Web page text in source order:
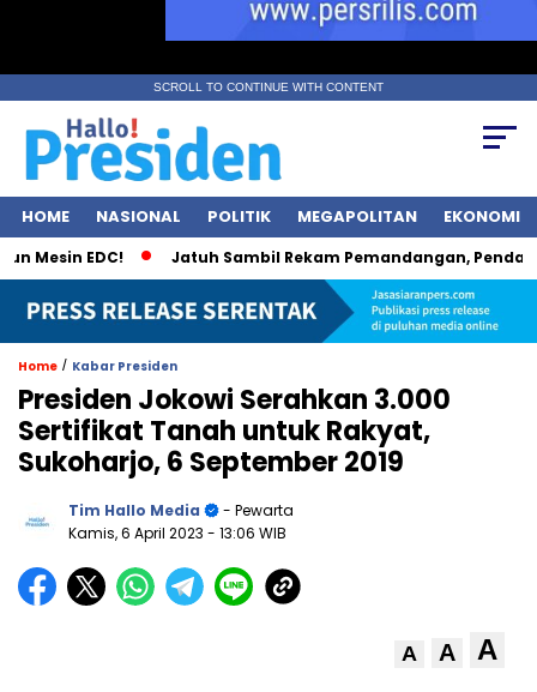
SCROLL TO CONTINUE WITH CONTENT
HOME NASIONAL POLITIK MEGAPOLITAN EKONOMI
EDC! Jatuh Sambil Rekam Pemandangan, Pendaki
Home / Kabar Presiden
Presiden Jokowi Serahkan 3.000
Sertifikat Tanah untuk Rakyat,
Sukoharjo, 6 September 2019
Tim Hallo Media
- Pewarta
Kamis, 6 April 2023 - 13:06 WIB
A A A